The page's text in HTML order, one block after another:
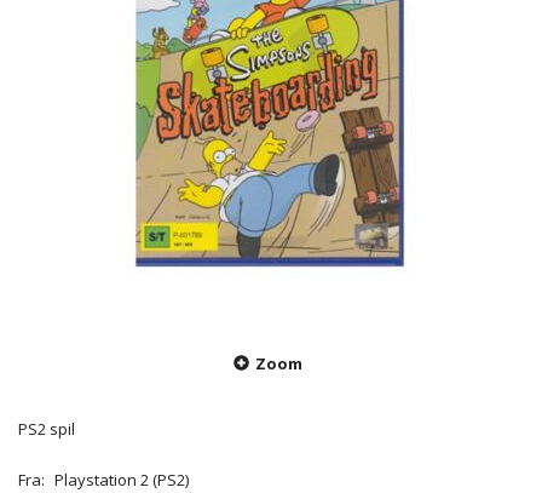
Zoom
PS2 spil
Fra: Playstation 2 (PS2)